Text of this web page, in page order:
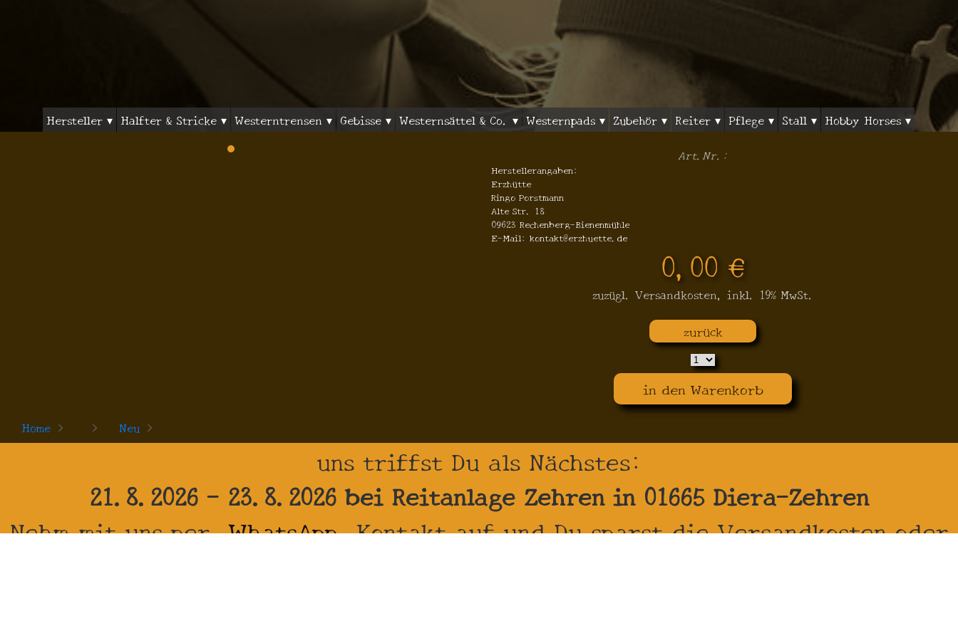
Hersteller ▾ Halfter & Stricke ▾ Westerntrensen ▾ Gebisse ▾ Westernsättel & Co. ▾ Westernpads ▾ Zubehör ▾ Reiter ▾ Pflege ▾ Stall ▾ Hobby Horses ▾
Art.Nr.:
Herstellerangaben:
Erzhütte
Ringo Porstmann
Alte Str. 18
09623 Rechenberg-Bienenmühle
E-Mail: kontakt@erzhuette.de
0,00 €
zuzügl. Versandkosten, inkl. 19% MwSt.
zurück
in den Warenkorb
Home > > Neu >
uns triffst Du als Nächstes:
21.8.2026 - 23.8.2026 bei Reitanlage Zehren in 01665 Diera-Zehren
Nehm mit uns per WhatsApp Kontakt auf und Du sparst die Versandkosten oder